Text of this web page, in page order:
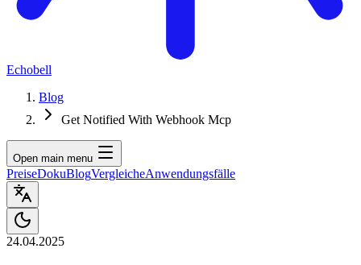
Echobell
Blog
Get Notified With Webhook Mcp
Open main menu
PreiseDokuBlogVergleicheAnwendungsfälle
24.04.2025